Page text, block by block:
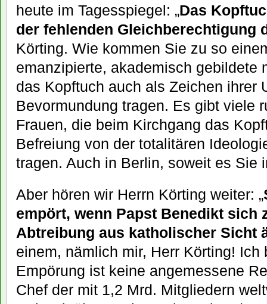
heute im Tagesspiegel: „Das
der fehlenden Gleichberechtigung
Körting. Wie kommen Sie zu so
emanzipierte, akademisch gebildete
das Kopftuch auch als Zeichen ihrer
Bevormundung tragen. Es gibt viele
Frauen, die beim Kirchgang das
Befreiung von der totalitären
tragen. Auch in Berlin, soweit es Sie
Aber hören wir Herrn Körting weiter: „
empört, wenn Papst Benedikt sich
Abtreibung aus katholischer Sicht
einem, nämlich mir, Herr Körting! Ich
Empörung ist keine angemessene
Chef der mit 1,2 Mrd. Mitgliedern